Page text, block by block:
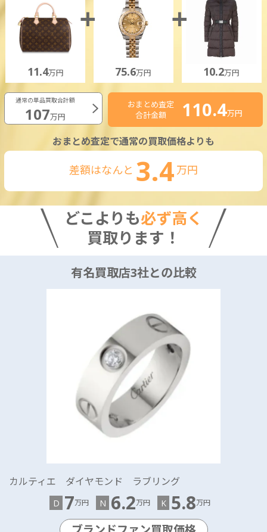
11.4万円 75.6万円 10.2万円
通常の単品買取合計額
107万円
おまとめ査定
合計金額
110.4万円
おまとめ査定で通常の買取価格よりも
差額はなんと 3.4 万円
どこよりも必ず高く
買取ります！
有名買取店3社との比較
カルティエ ダイヤモンド ラブリング
D 7万円 N 6.2万円 K 5.8万円